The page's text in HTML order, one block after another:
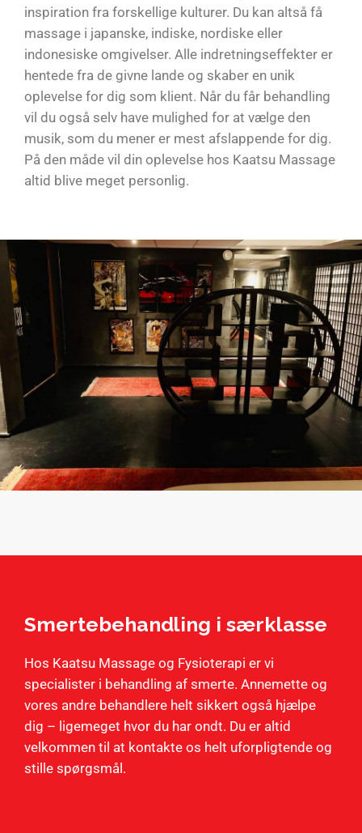
inspiration fra forskellige kulturer. Du kan altså få
massage i japanske, indiske, nordiske eller
indonesiske omgivelser. Alle indretningseffekter er
hentede fra de givne lande og skaber en unik
oplevelse for dig som klient. Når du får behandling
vil du også selv have mulighed for at vælge den
musik, som du mener er mest afslappende for dig.
På den måde vil din oplevelse hos Kaatsu Massage
altid blive meget personlig.
Smertebehandling i særklasse
Hos Kaatsu Massage og Fysioterapi er vi
specialister i behandling af smerte. Annemette og
vores andre behandlere helt sikkert også hjælpe
dig – ligemeget hvor du har ondt. Du er altid
velkommen til at kontakte os helt uforpligtende og
stille spørgsmål.